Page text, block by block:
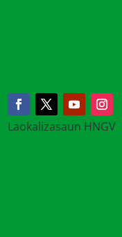
Laokalizasaun HNGV